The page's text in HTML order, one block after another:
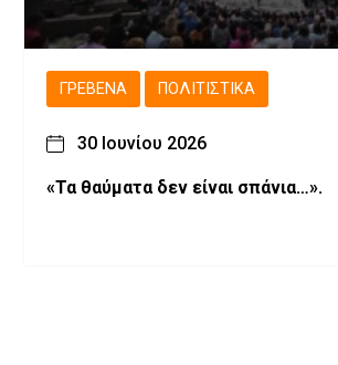
ΓΡΕΒΕΝΆ ΠΟΛΙΤΙΣΤΙΚΆ
30 Ιουνίου 2026
«Τα θαύματα δεν είναι σπάνια…».